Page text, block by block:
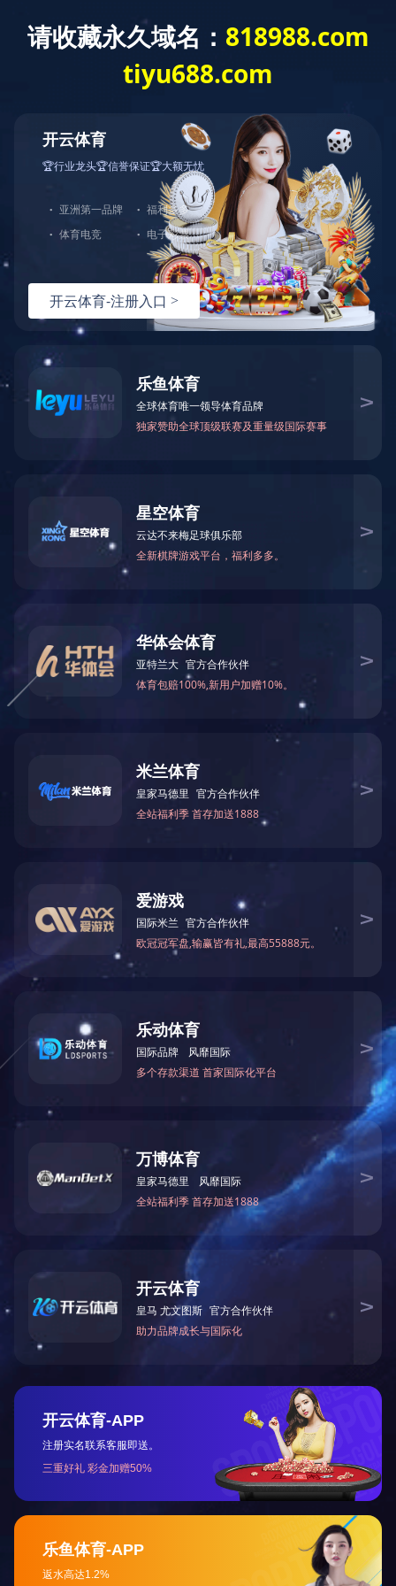
公司介绍
第20届全国青年文明号
2023-06-13 11:43:58
2023年12月被湖南省科学技术厅授予“国家高
2023年6月被湖南省生态环境厅授予“湖南省
咨询与了解
电 话：0745-2261111
邮 箱：3920878361@qq.com
地 址：湖南省怀化市本业大道89号